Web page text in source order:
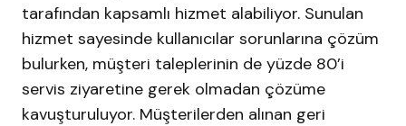
tarafından kapsamlı hizmet alabiliyor. Sunulan
hizmet sayesinde kullanıcılar sorunlarına çözüm
bulurken, müşteri taleplerinin de yüzde 80’i
servis ziyaretine gerek olmadan çözüme
kavuşturuluyor. Müşterilerden alınan geri